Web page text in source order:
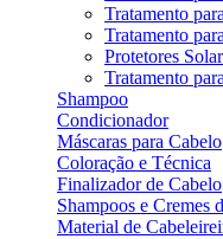
Tratamento
Tratamento
Protetores
Tratamento
Shampoo
Condicionador
Máscaras para Cabelo
Coloração e Técnica
Finalizador de Cabelo
Shampoos e Cremes
Material de